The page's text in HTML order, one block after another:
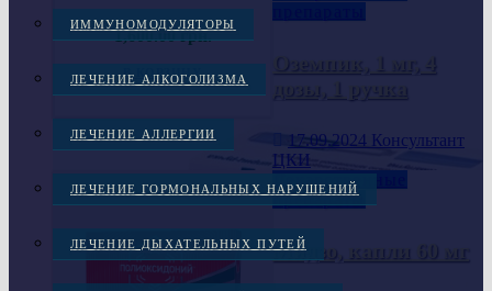
ИММУНОМОДУЛЯТОРЫ
ЛЕЧЕНИЕ АЛКОГОЛИЗМА
ЛЕЧЕНИЕ АЛЛЕРГИИ
ЛЕЧЕНИЕ ГОРМОНАЛЬНЫХ НАРУШЕНИЙ
ЛЕЧЕНИЕ ДЫХАТЕЛЬНЫХ ПУТЕЙ
1,600.00грн.
В КОРЗИНУ
17.09.2024 Консультант
ЦКИ
Лекарственные
препараты
Мидзо, капли 60 мг